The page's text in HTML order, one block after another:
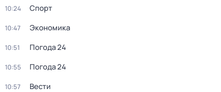
10:24 Спорт
10:47 Экономика
10:51 Погода 24
10:55 Погода 24
10:57 Вести